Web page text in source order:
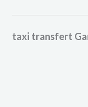
taxi transfert